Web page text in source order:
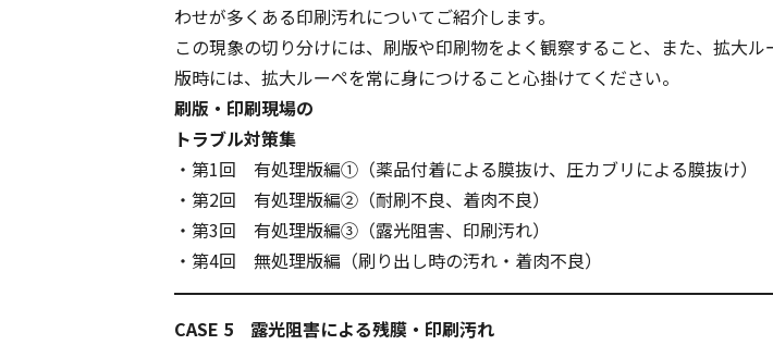
わせが多くある印刷汚れについてご紹介します。
この現象の切り分けには、刷版や印刷物をよく観察すること、また、拡大
版時には、拡大ルーペを常に身につけること心掛けてください。
刷版・印刷現場の
トラブル対策集
・第1回 有処理版編①（薬品付着による膜抜け、圧カブリによる膜抜け）
・第2回 有処理版編②（耐刷不良、着肉不良）
・第3回 有処理版編③（露光阻害、印刷汚れ）
・第4回 無処理版編（刷り出し時の汚れ・着肉不良）
CASE 5 露光阻害による残膜・印刷汚れ